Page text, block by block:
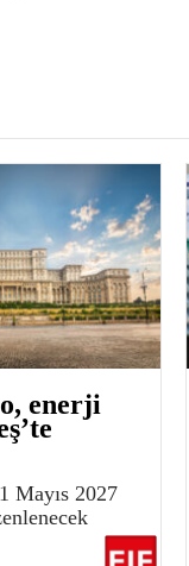
enerji
Mayıs 2027